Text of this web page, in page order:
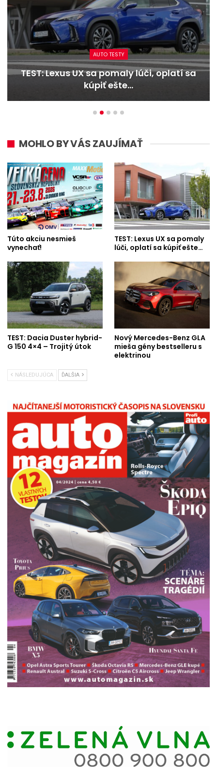
AUTO TESTY
TEST: Lexus UX sa pomaly lúči, oplatí sa
kúpiť ešte…
MOHLO BY VÁS ZAUJÍMAŤ
Túto akciu nesmieš
vynechať!
TEST: Lexus UX sa pomaly
lúči, oplatí sa kúpiť ešte…
TEST: Dacia Duster hybrid-
G 150 4×4 – Trojitý útok
Nový Mercedes-Benz GLA
mieša gény bestselleru s
elektrinou
NÁSLEDUJÚCA ĎALŠIA